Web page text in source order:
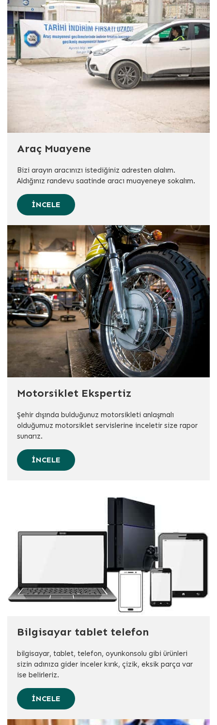
Araç Muayene
Bizi arayın aracınızı istediğiniz adresten alalım.
Aldığınız randevu saatinde aracı muayeneye sokalım.
İNCELE
Motorsiklet Ekspertiz
Şehir dışında bulduğunuz motorsikleti anlaşmalı
olduğumuz motorsiklet servislerine inceletir size rapor
sunarız.
İNCELE
Bilgisayar tablet telefon
bilgisayar, tablet, telefon, oyunkonsolu gibi ürünleri
sizin adınıza gider inceler kırık, çizik, eksik parça var
ise belirleriz.
İNCELE